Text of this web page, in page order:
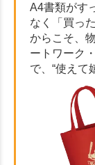
A4書類がす
なく「買っ
からこそ、
ートワーク
で、“使えて